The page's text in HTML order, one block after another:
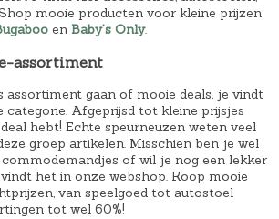
mooie producten voor kleine prijzen
en Baby’s Only.
assortiment
assortiment gaan of mooie deals, je vindt
categorie. Afgeprijsd tot kleine prijsjes
hebt! Echte speurneuzen weten veel
groep artikelen. Misschien ben je wel
of wil je nog een lekker
het in onze webshop. Koop mooie
van speelgoed tot autostoel
tot wel 60%!